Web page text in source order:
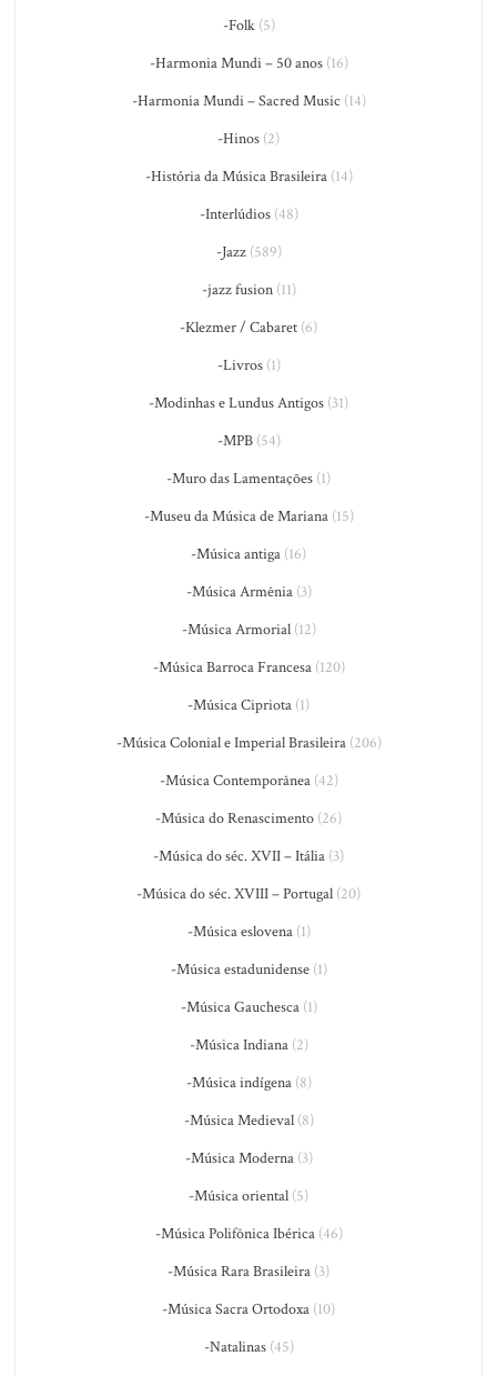
-Folk(5)
-Harmonia Mundi – 50 anos(16)
-Harmonia Mundi – Sacred Music (14)
-Hinos (2)
-História da Música Brasileira(14)
-Interlúdios(48)
-Jazz(589)
-jazz fusion(11)
-Klezmer / Cabaret (6)
-Livros(1)
-Modinhas e Lundus Antigos (31)
-MPB(54)
-Muro das Lamentações (1)
-Museu da Música de Mariana(15)
-Música antiga (16)
-Música Armênia(3)
-Música Armorial(12)
-Música Barroca Francesa(120)
-Música Cipriota (1)
-Música Colonial e Imperial Brasileira(206)
-Música Contemporânea(42)
-Música do Renascimento (26)
-Música do séc. XVII – Itália (3)
-Música do séc. XVIII – Portugal (20)
-Música eslovena(1)
-Música estadunidense(1)
-Música Gauchesca(1)
-Música Indiana(2)
-Música indígena(8)
-Música Medieval(8)
-Música Moderna(3)
-Música oriental (5)
-Música Polifônica Ibérica(46)
-Música Rara Brasileira (3)
-Música Sacra Ortodoxa (10)
-Natalinas(45)